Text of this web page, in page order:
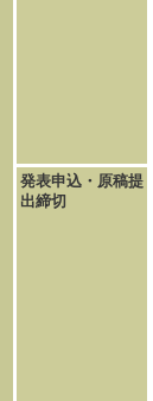
発表申込・原稿提
出締切